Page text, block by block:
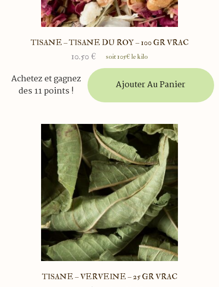
TISANE – TISANE DU ROY – 100 GR VRAC
10.50 € soit 105€ le kilo
Achetez et gagnez
des 11 points !
Ajouter Au Panier
TISANE – VERVEINE – 25 GR VRAC